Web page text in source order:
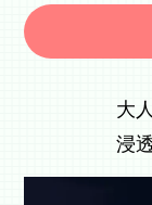
大
浸